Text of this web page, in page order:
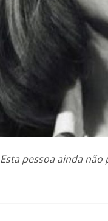
Esta pessoa ainda